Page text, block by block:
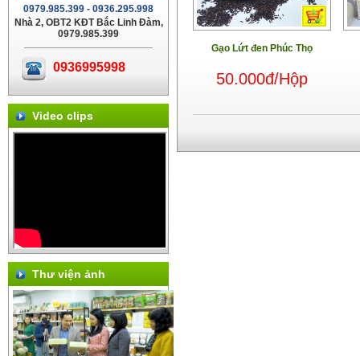
0979.985.399 - 0936.295.998
Nhà 2, OBT2 KĐT Bắc Linh Đàm,
0979.985.399
0936995998
Video clips
Thư viện ảnh
Gạo Lứt đen Phúc Thọ
50.000đ/Hộp